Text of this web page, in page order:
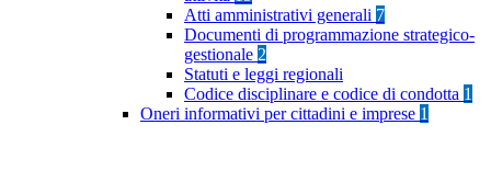
Atti amministrativi generali 7
Documenti di programmazione strategico-
gestionale 2
Statuti e leggi regionali
Codice disciplinare e codice di condotta 1
Oneri informativi per cittadini e imprese 1